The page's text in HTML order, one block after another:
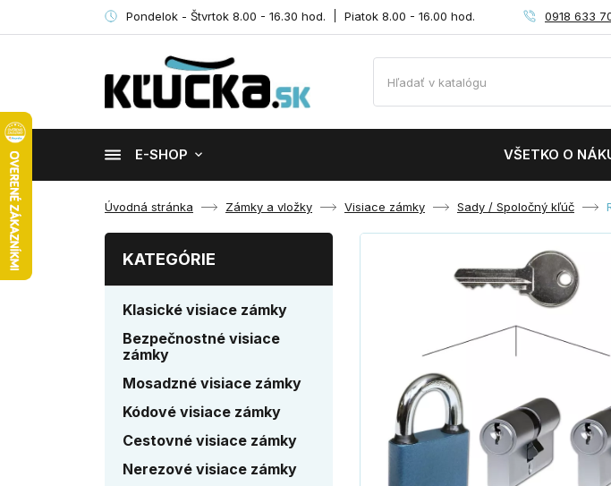
Pondelok - Štvrtok 8.00 - 16.30 hod. Piatok 8.00 - 16.00 hod. 0918 633
E-SHOP VŠETKO O
Úvodná stránka Zámky a vložky Visiace zámky Sady / Spoločný kľúč
KATEGÓRIE
Klasické visiace zámky
Bezpečnostné visiace
zámky
Mosadzné visiace zámky
Kódové visiace zámky
Cestovné visiace zámky
Nerezové visiace zámky